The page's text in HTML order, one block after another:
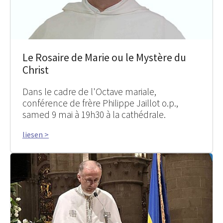
Le Rosaire de Marie ou le Mystère du
Christ
Dans le cadre de l'Octave mariale,
conférence de frère Philippe Jaillot o.p.,
samed 9 mai à 19h30 à la cathédrale.
liesen >